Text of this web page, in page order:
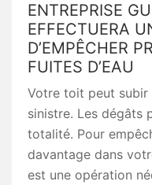
ENTREPRISE
EFFECTUERA
D’EMPÊCHER
FUITES D’EAU
Votre toit peut subir
sinistre. Les dégâts
totalité. Pour
davantage dans
est une opération